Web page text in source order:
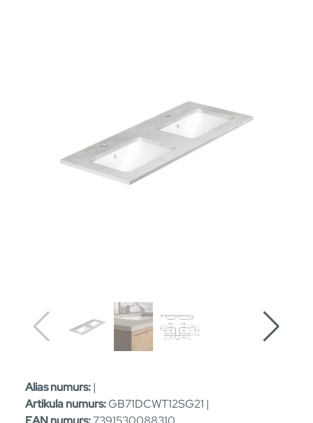
Alias numurs:|
Artikula numurs:GB71DCWT12SG21 |